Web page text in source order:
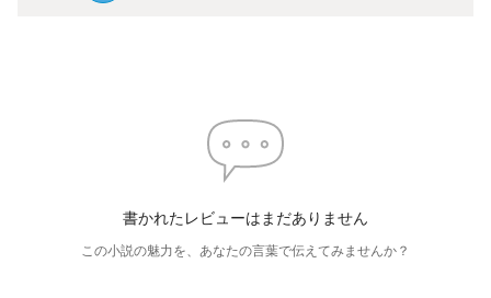
書かれたレビューはまだありません
この小説の魅力を、あなたの言葉で伝えてみませんか？